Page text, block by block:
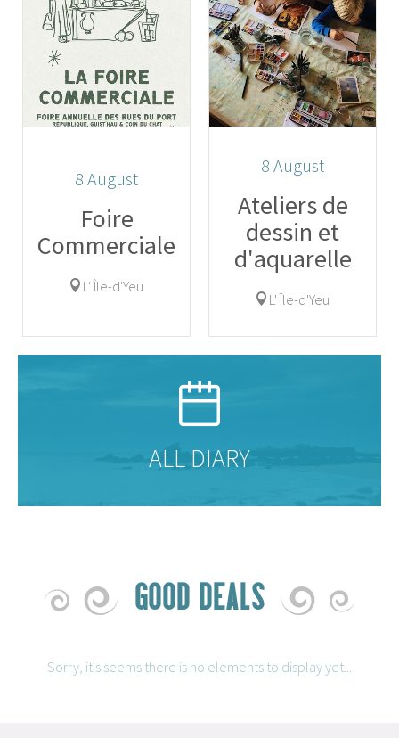
8 August
Foire
Commerciale
L' Île-d'Yeu
8 August
Ateliers de
dessin et
d'aquarelle
L' Île-d'Yeu
ALL DIARY
GOOD DEALS
Sorry, it's seems there is no elements to display yet...